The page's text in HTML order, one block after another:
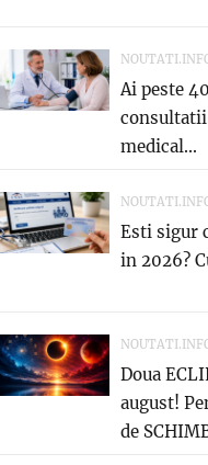
Ai peste
consultatii
medical...
Esti sigur
in 2026?
Doua
august!
de